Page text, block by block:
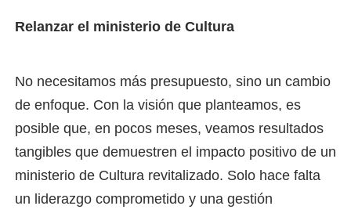
Relanzar el ministerio de Cultura
No necesitamos más presupuesto, sino un cambio
de enfoque. Con la visión que planteamos, es
posible que, en pocos meses, veamos resultados
tangibles que demuestren el impacto positivo de un
ministerio de Cultura revitalizado. Solo hace falta
un liderazgo comprometido y una gestión